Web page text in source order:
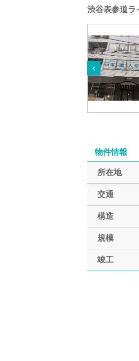
渋谷表参道
物件情報
所在地
交通
構造
規模
竣工